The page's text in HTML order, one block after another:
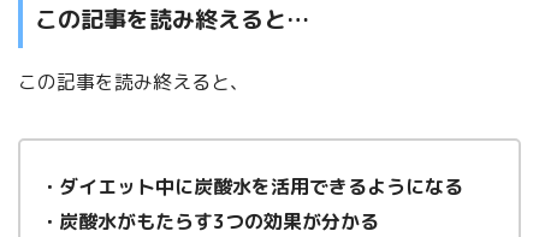
この記事を読み終えると…
この記事を読み終えると、
・ダイエット中に炭酸水を活用できるようになる
・炭酸水がもたらす3つの効果が分かる